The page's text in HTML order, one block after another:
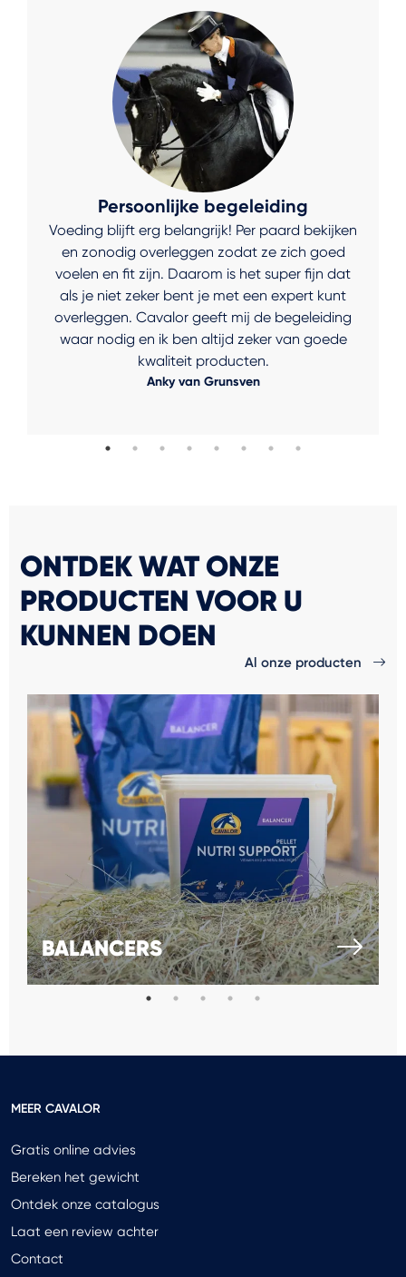
Persoonlijke begeleiding
Voeding blijft erg belangrijk! Per paard bekijken
en zonodig overleggen zodat ze zich goed
voelen en fit zijn. Daarom is het super fijn dat
als je niet zeker bent je met een expert kunt
overleggen. Cavalor geeft mij de begeleiding
waar nodig en ik ben altijd zeker van goede
kwaliteit producten.
Anky van Grunsven
ONTDEK WAT ONZE
PRODUCTEN VOOR U
KUNNEN DOEN
Al onze producten
BALANCERS
MEER CAVALOR
Gratis online advies
Bereken het gewicht
Ontdek onze catalogus
Laat een review achter
Contact